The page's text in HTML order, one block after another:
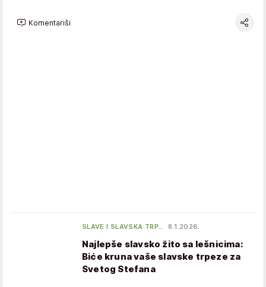
Komentariši
SLAVE I SLAVSKA TRP… 8.1.2026.
Najlepše slavsko žito sa lešnicima:
Biće kruna vaše slavske trpeze za
Svetog Stefana